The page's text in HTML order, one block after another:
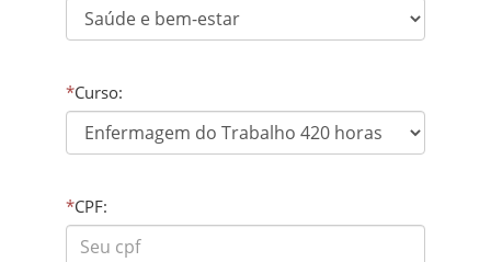
*Curso:
*CPF: